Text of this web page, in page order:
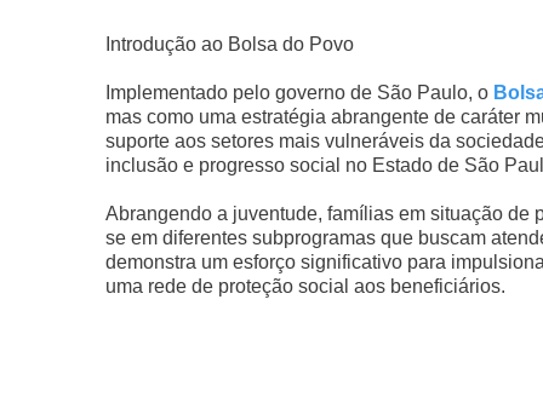
Introdução ao Bolsa do Povo
Implementado pelo governo de São Paulo, o
mas como uma estratégia abrangente de caráter
suporte aos setores mais vulneráveis da
inclusão e progresso social no Estado de São
Abrangendo a juventude, famílias em situação de
se em diferentes subprogramas que buscam
demonstra um esforço significativo para
uma rede de proteção social aos beneficiários.